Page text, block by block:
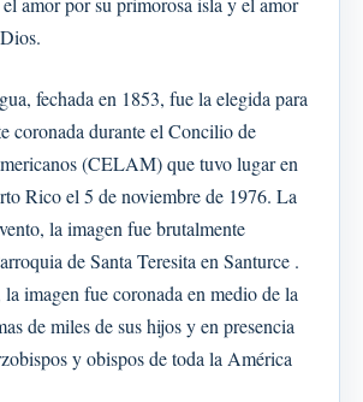
fechada en 1853, fue la elegida para
coronada durante el Concilio de
(CELAM) que tuvo lugar en
Rico el 5 de noviembre de 1976. La
la imagen fue brutalmente
de Santa Teresita en Santurce .
la imagen fue coronada en medio de la
de miles de sus hijos y en presencia
y obispos de toda la América